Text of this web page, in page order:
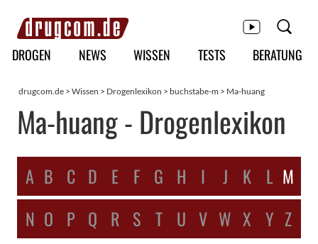
Hauptmenü
DROGEN NEWS WISSEN TESTS BERATUNG
drugcom.de > Wissen > Drogenlexikon > buchstabe-m > Ma-huang
Ma-huang - Drogenlexikon
A B C D E F G H I J K L M
N O P Q R S T U V W X Y Z